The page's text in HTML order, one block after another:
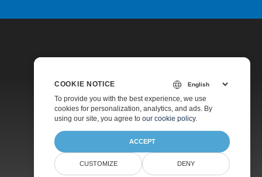
COOKIE NOTICE
To provide you with the best experience, we use
cookies for personalization, analytics, and ads. By
using our site, you agree to our cookie policy.
ACCEPT
CUSTOMIZE DENY